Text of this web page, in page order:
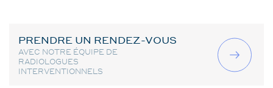
PRENDRE UN RENDEZ-VOUS
AVEC NOTRE ÉQUIPE DE
RADIOLOGUES
INTERVENTIONNELS